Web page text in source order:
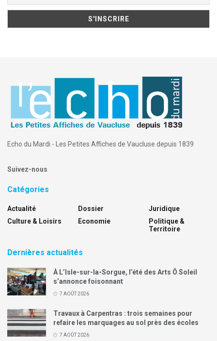
Echo du Mardi - Les Petites Affiches de Vaucluse depuis 1839
Suivez-nous
Catégories
Actualité
Culture & Loisirs
Dossier
Economie
Juridique
Politique &
Territoire
Dernières actualités
À L’Isle-sur-la-Sorgue, l’été des Arts Ô Soleil
s’annonce foisonnant
7 AOÛT 2026
Travaux à Carpentras : trois semaines pour
refaire les marquages au sol près des écoles
7 AOÛT 2026